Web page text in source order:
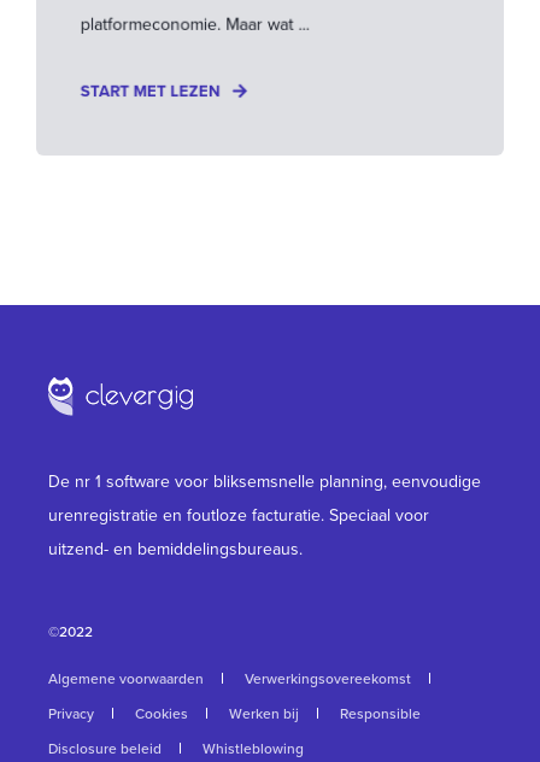
platformeconomie. Maar wat ...
START MET LEZEN
De nr 1 software voor bliksemsnelle planning, eenvoudige
urenregistratie en foutloze facturatie. Speciaal voor
uitzend- en bemiddelingsbureaus.
©2022
Algemene voorwaarden
Verwerkingsovereekomst
Privacy
Cookies Werken bij
Responsible
Disclosure beleid
Whistleblowing